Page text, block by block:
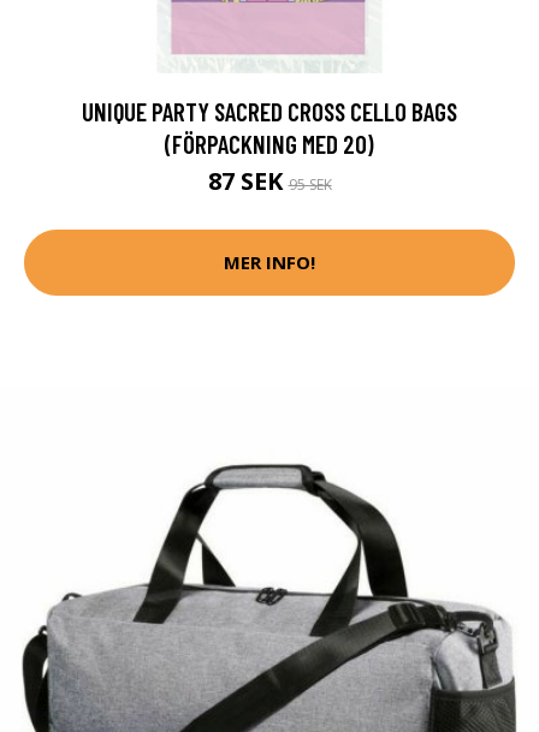
UNIQUE PARTY SACRED CROSS CELLO BAGS
(FÖRPACKNING MED 20)
87 SEK95 SEK
MER INFO!